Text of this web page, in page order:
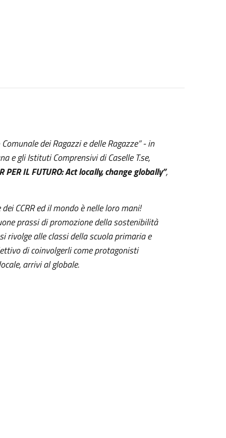
dei Ragazzi e delle Ragazze” - in
e gli Istituti Comprensivi di Caselle T.se,
PER IL FUTURO: Act locally, change globally”,
CCRR ed il mondo è nelle loro mani!
prassi di promozione della sostenibilità
rivolge alle classi della scuola primaria e
di coinvolgerli come protagonisti
arrivi al globale.